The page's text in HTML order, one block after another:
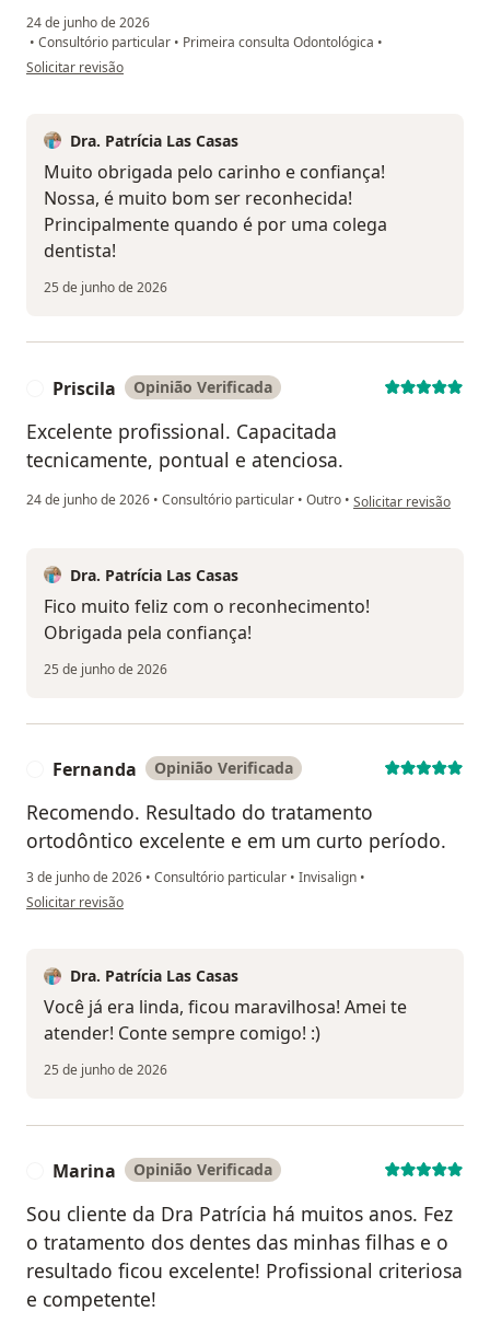
24 de junho de 2026
• Consultório particular • Primeira consulta Odontológica •
na opinião do utilizador Ana Clara
Solicitar revisão
Dra. Patrícia Las Casas
Muito obrigada pelo carinho e confiança!
Nossa, é muito bom ser reconhecida!
Principalmente quando é por uma colega
dentista!
25 de junho de 2026
Priscila Opinião Verificada
Excelente profissional. Capacitada
tecnicamente, pontual e atenciosa.
24 de junho de 2026 • Consultório particular • Outro • na opinião do
Solicitar revisão
Dra. Patrícia Las Casas
Fico muito feliz com o reconhecimento!
Obrigada pela confiança!
25 de junho de 2026
Fernanda Opinião Verificada
Recomendo. Resultado do tratamento
ortodôntico excelente e em um curto período.
3 de junho de 2026 • Consultório particular • Invisalign •
na opinião do utilizador Fernanda
Solicitar revisão
Dra. Patrícia Las Casas
Você já era linda, ficou maravilhosa! Amei te
atender! Conte sempre comigo! :)
25 de junho de 2026
Marina Opinião Verificada
Sou cliente da Dra Patrícia há muitos anos. Fez
o tratamento dos dentes das minhas filhas e o
resultado ficou excelente! Profissional criteriosa
e competente!